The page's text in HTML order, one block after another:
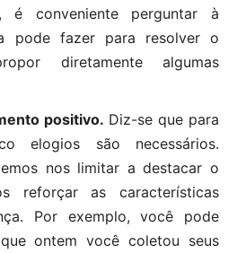
é conveniente perguntar à
pode fazer para resolver o
diretamente algumas
positivo. Diz-se que para
elogios são necessários.
nos limitar a destacar o
reforçar as características
Por exemplo, você pode
ontem você coletou seus